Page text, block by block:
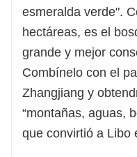
esmeralda verde".
hectáreas, es el
grande y mejor
Combínelo con el
Zhangjiang y
“montañas, aguas,
que convirtió a Libo